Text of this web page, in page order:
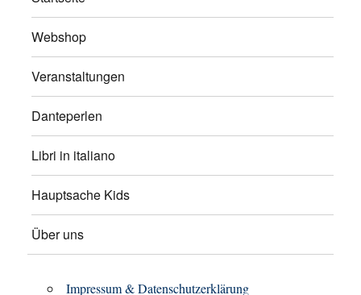
Webshop
Veranstaltungen
Danteperlen
Libri in italiano
Hauptsache Kids
Über uns
Impressum & Datenschutzerklärung